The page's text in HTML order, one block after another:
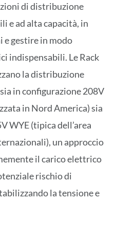
di distribuzione
e ad alta capacità, in
e gestire in modo
indispensabili. Le Rack
la distribuzione
in configurazione 208V
in Nord America) sia
WYE (tipica dell’area
un approccio
il carico elettrico
rischio di
la tensione e